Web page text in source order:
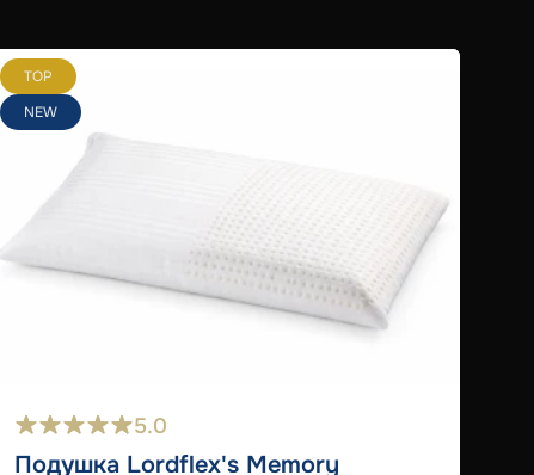
TOP
NEW
5.0
Подушка Lordflex's Memory